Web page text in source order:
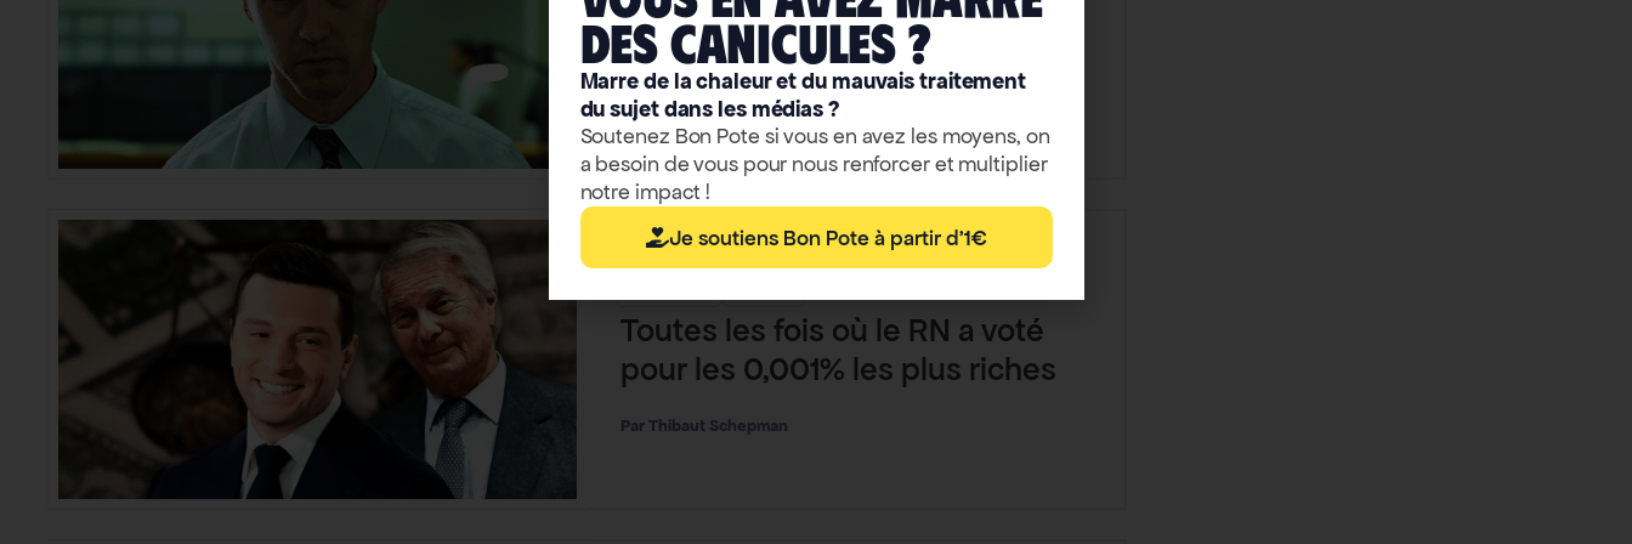
pour tendre vers une société
postcapitaliste
Jean-Philippe Decka
Toutes les fois où le RN a voté
pour les 0,001% les plus riches
Thibaut Schepman
deS caniculeS ?
Marre de la chaleur et du mauvais traitement
du sujet dans les médias ?
Soutenez Bon Pote si vous en avez les moyens, on
a besoin de vous pour nous renforcer et multiplier
notre impact !
Je soutiens Bon Pote à partir d'1€